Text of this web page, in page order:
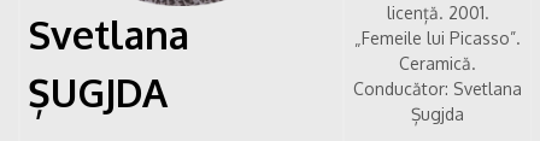
Svetlana
ȘUGJDA
licență. 2001.
„Femeile lui Picasso”.
Ceramică.
Conducător: Svetlana
Șugjda